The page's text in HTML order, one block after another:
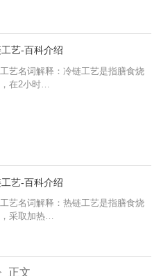
艺-百科介绍
艺名词解释：冷链工艺是指膳食烧
在2小时…
艺-百科介绍
艺名词解释：热链工艺是指膳食烧
采取加热…
正文